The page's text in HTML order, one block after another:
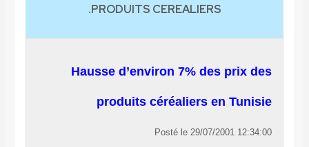
PRODUITS CEREALIERS.
Hausse d’environ 7% des prix des
produits céréaliers en Tunisie
Posté le 29/07/2001 12:34:00